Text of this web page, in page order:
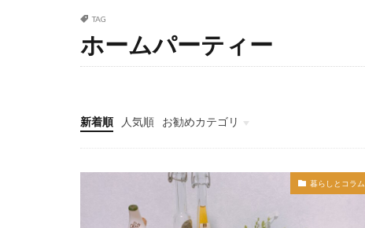
TAG
ホームパーティー
新着順 人気順
お勧めカテゴリ
-
暮らしとコラム